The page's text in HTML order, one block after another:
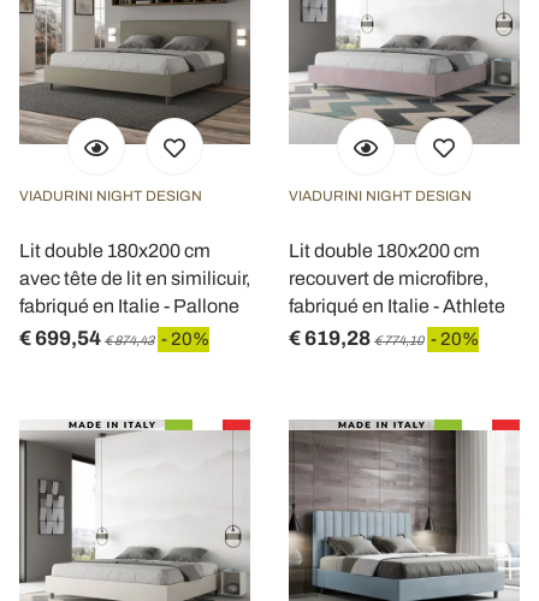
VIADURINI NIGHT DESIGN
Lit double 180x200 cm
avec tête de lit en similicuir,
fabriqué en Italie - Pallone
€ 699,54 € 874,43 - 20%
VIADURINI NIGHT DESIGN
Lit double 180x200 cm
recouvert de microfibre,
fabriqué en Italie - Athlete
€ 619,28 € 774,10 - 20%